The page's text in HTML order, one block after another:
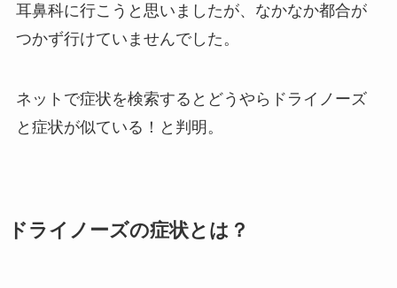
耳鼻科に行こうと思いましたが、なかなか都合が
つかず行けていませんでした。
ネットで症状を検索するとどうやらドライノーズ
と症状が似ている！と判明。
ドライノーズの症状とは？